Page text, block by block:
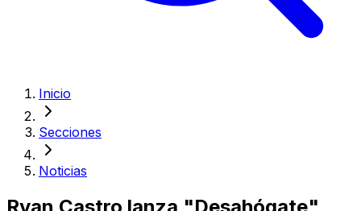
Inicio
Secciones
Noticias